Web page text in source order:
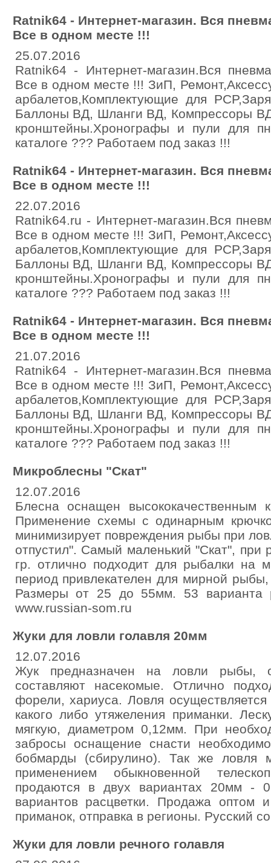
Ratnik64 - Интернет-магазин. Вся
Все в одном месте !!!
25.07.2016
Ratnik64 - Интернет-магазин.Вся
Все в одном месте !!! ЗиП,
арбалетов,Комплектующие для
Баллоны ВД, Шланги ВД, Компрессоры
кронштейны.Хронографы и пули для
каталоге ??? Работаем под заказ !!!
Ratnik64 - Интернет-магазин. Вся
Все в одном месте !!!
22.07.2016
Ratnik64.ru - Интернет-магазин.Вся
Все в одном месте !!! ЗиП,
арбалетов,Комплектующие для
Баллоны ВД, Шланги ВД, Компрессоры
кронштейны.Хронографы и пули для
каталоге ??? Работаем под заказ !!!
Ratnik64 - Интернет-магазин. Вся
Все в одном месте !!!
21.07.2016
Ratnik64 - Интернет-магазин.Вся
Все в одном месте !!! ЗиП,
арбалетов,Комплектующие для
Баллоны ВД, Шланги ВД, Компрессоры
кронштейны.Хронографы и пули для
каталоге ??? Работаем под заказ !!!
Микроблесны "Скат"
12.07.2016
Блесна оснащен высококачественным
Применение схемы с одинарным
минимизирует повреждения рыбы при
отпустил". Самый маленький "Скат",
гр. отлично подходит для рыбалки на
период привлекателен для мирной
Размеры от 25 до 55мм. 53 варианта
www.russian-som.ru
Жуки для ловли голавля 20мм
12.07.2016
Жук предназначен на ловли рыбы,
составляют насекомые. Отлично
форели, хариуса. Ловля
какого либо утяжеления приманки.
мягкую, диаметром 0,12мм. При
забросы оснащение снасти
бобмарды (сбирулино). Так же ловля
применением обыкновенной
продаются в двух вариантах 20мм -
вариантов расцветки. Продажа оптом
приманок, отправка в регионы. Русский
Жуки для ловли речного голавля